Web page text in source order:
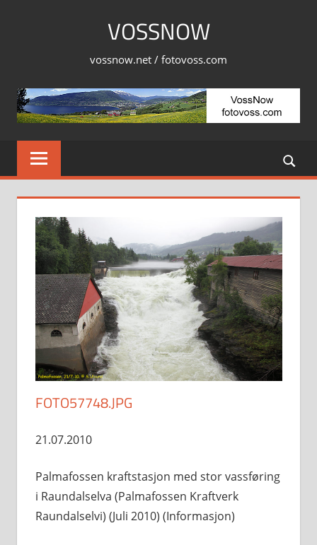
VOSSNOW
vossnow.net / fotovoss.com
FOTO57748.JPG
21.07.2010
Palmafossen kraftstasjon med stor vassføring
i Raundalselva (Palmafossen Kraftverk
Raundalselvi) (Juli 2010) (Informasjon)